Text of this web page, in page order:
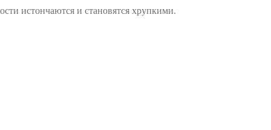
истончаются и становятся хрупкими.